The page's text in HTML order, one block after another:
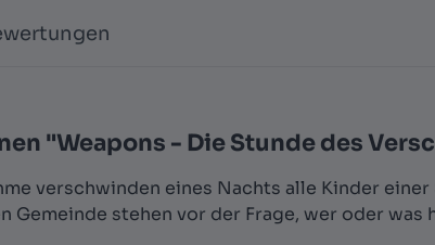
"Weapons - Die Stunde des
verschwinden eines Nachts alle Kinder
Gemeinde stehen vor der Frage, wer oder